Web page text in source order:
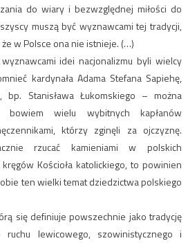
do wiary i bezwzględnej miłości do
muszą być wyznawcami tej tradycji,
w Polsce ona nie istnieje. (…)
idei nacjonalizmu byli wielcy
kardynała Adama Stefana Sapiehę,
bp. Stanisława Łukomskiego – można
bowiem wielu wybitnych kapłanów
którzy zginęli za ojczyznę.
rzucać kamieniami w polskich
Kościoła katolickiego, to powinien
ten wielki temat dziedzictwa polskiego
się definiuje powszechnie jako tradycję
ruchu lewicowego, szowinistycznego i